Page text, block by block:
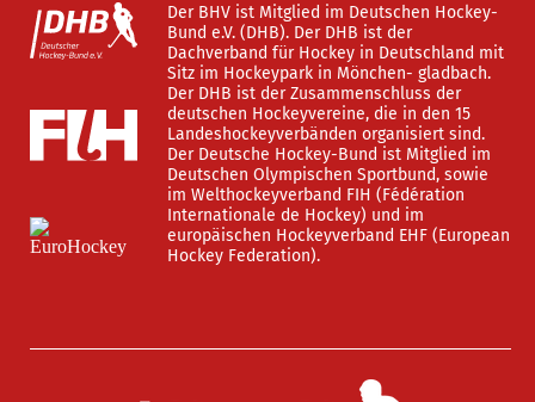
Der BHV ist Mitglied im Deutschen Hockey-
Bund e.V. (DHB). Der DHB ist der
Dachverband für Hockey in Deutschland mit
Sitz im Hockeypark in Mönchen- gladbach.
Der DHB ist der Zusammenschluss der
deutschen Hockeyvereine, die in den 15
Landeshockeyverbänden organisiert sind.
Der Deutsche Hockey-Bund ist Mitglied im
Deutschen Olympischen Sportbund, sowie
im Welthockeyverband FIH (Fédération
Internationale de Hockey) und im
europäischen Hockeyverband EHF (European
Hockey Federation).